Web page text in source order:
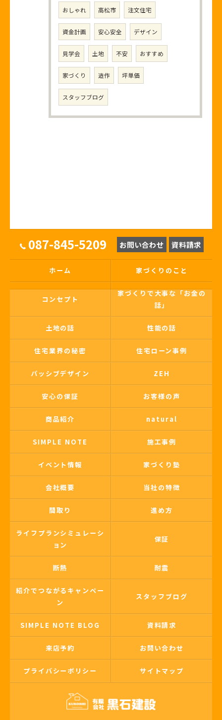
おしゃれ 高松市 注文住宅
資金計画 安心安全 デザイン
見学会 土地 不安 おすすめ
家づくり 造作 坪単価
スタッフブログ
087-845-5209 お問い合わせ 資料請求
ホーム 家づくりのこと
コンセプト
家づくりで大事な「お金の
話」
土地の話 性能の話
住宅業界の秘密 住宅ローン事例
パッシブデザイン ZEH
安心の保証 お客様の声
商品紹介 natural
SIMPLE NOTE 施工事例
イベント情報 家づくり塾
会社概要 当社の特徴
間取り 進め方
ライフプランシミュレーシ
ョン
保証
断熱 耐震
紹介でつながるキャンペー
ン
スタッフブログ
SIMPLE NOTE BLOG 資料請求
来店予約 お問い合わせ
プライバシーポリシー サイトマップ